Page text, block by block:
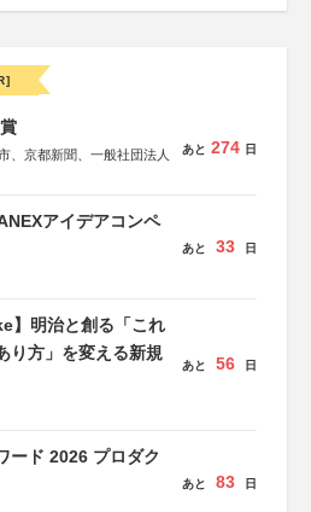
、京都新聞、一般社団法人
幻冬舎、講談社、光文社、
社、淡交社、ちいさいミシ
研究所、双葉社、文藝春
あと 274 日
アイデアコンペ
あと 33 日
】明治と創る「これ
り方」を変える新規
あと 56 日
ード 2026 プロダク
あと 83 日